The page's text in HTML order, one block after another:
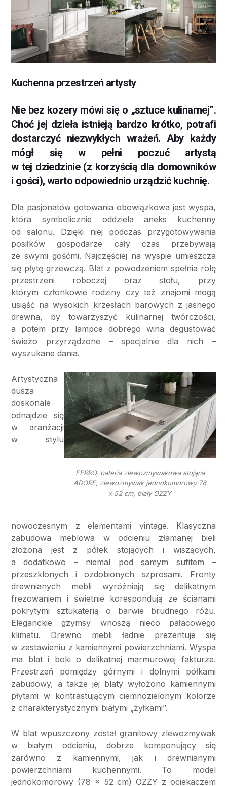
Kuchenna przestrzeń artysty
Nie bez kozery mówi się o „sztuce kulinarnej”.
Choć jej dzieła istnieją bardzo krótko, potrafi
dostarczyć niezwykłych wrażeń. Aby każdy
mógł się w pełni poczuć artystą
w tej dziedzinie (z korzyścią dla domowników
i gości), warto odpowiednio urządzić kuchnię.
Dla pasjonatów gotowania obowiązkowa jest wyspa,
która symbolicznie oddziela aneks kuchenny
od salonu. Dzięki niej podczas przygotowywania
posiłków gospodarze cały czas przebywają
ze swymi gośćmi. Najczęściej na wyspie umieszcza
się płytę grzewczą. Blat z powodzeniem spełnia rolę
przestrzeni roboczej oraz stołu, przy
którym członkowie rodziny czy też znajomi mogą
usiąść na wysokich krzesłach barowych z jasnego
drewna, by towarzyszyć kulinarnej twórczości,
a potem przy lampce dobrego wina degustować
świeżo przyrządzone – specjalnie dla nich –
wyszukane dania.
FERRO, bateria zlewozmywakowa stojąca
ADORE, zlewozmywak jednokomorowy 78
x 52 cm, biały OZZY
Artystyczna
dusza
doskonale
odnajdzie się
w aranżacji
w stylu
nowoczesnym z elementami vintage. Klasyczna
zabudowa meblowa w odcieniu złamanej bieli
złożona jest z półek stojących i wiszących,
a dodatkowo – niemal pod samym sufitem –
przeszklonych i ozdobionych szprosami. Fronty
drewnianych mebli wyróżniają się delikatnym
frezowaniem i świetnie korespondują ze ścianami
pokrytymi sztukaterią o barwie brudnego różu.
Eleganckie gzymsy wnoszą nieco pałacowego
klimatu. Drewno mebli ładnie prezentuje się
w zestawieniu z kamiennymi powierzchniami. Wyspa
ma blat i boki o delikatnej marmurowej fakturze.
Przestrzeń pomiędzy górnymi i dolnymi półkami
zabudowy, a także jej blaty wyłożono kamiennymi
płytami w kontrastującym ciemnozielonym kolorze
z charakterystycznymi białymi „żyłkami”.
W blat wpuszczony został granitowy zlewozmywak
w białym odcieniu, dobrze komponujący się
zarówno z kamiennymi, jak i drewnianymi
powierzchniami kuchennymi. To model
jednokomorowy (78 x 52 cm) OZZY z ociekaczem